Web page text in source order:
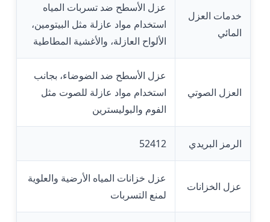
خدمات العزل
المائي
عزل الأسطح ضد تسربات المياه
استخدام مواد عازلة مثل البيتومين،
الألواح العازلة، والأغشية المطاطية
العزل الصوتي
عزل الأسطح ضد الضوضاء، بجانب
استخدام مواد عازلة للصوت مثل
الفوم والبوليسترين
الرمز البريدي 52412
عزل الخزانات
عزل خزانات المياه الأرضية والعلوية
لمنع التسربات